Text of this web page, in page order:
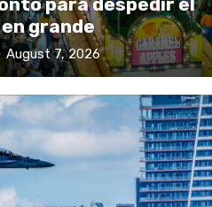
grande
August 7, 2026